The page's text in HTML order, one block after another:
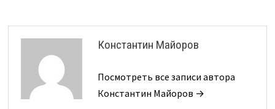
Константин Майоров
Посмотреть все записи автора
Константин Майоров →